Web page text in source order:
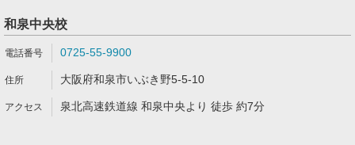
和泉中央校
0725-55-9900
大阪府和泉市いぶき野5-5-10
泉北高速鉄道線 和泉中央より 徒歩 約7分